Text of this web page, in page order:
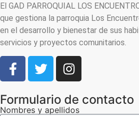
El GAD PARROQUIAL LOS
que gestiona la parroquia Los
en el desarrollo y bienestar de sus
servicios y proyectos comunitarios.
Formulario de contacto
Nombres y apellidos